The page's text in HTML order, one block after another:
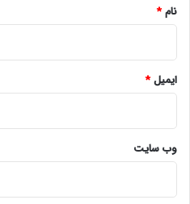
نام*
ایمیل*
وب‌ سایت